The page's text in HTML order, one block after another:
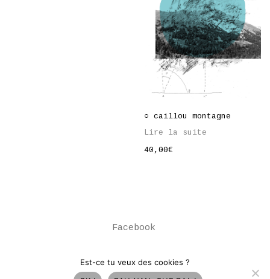
○ caillou montagne
Lire la suite
40,00€
Facebook
© Copyright Atelier du Bourg. All Rights
Reserved
Est-ce tu veux des cookies ?